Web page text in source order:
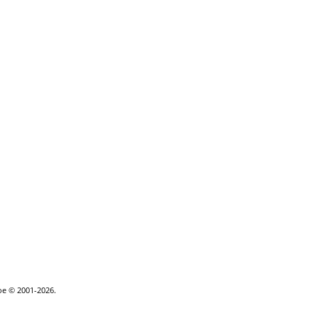
© 2001-2026.